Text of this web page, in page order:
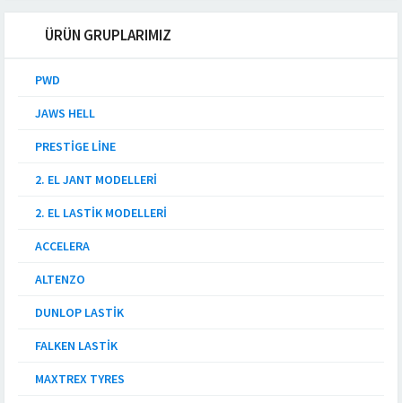
ÜRÜN GRUPLARIMIZ
PWD
JAWS HELL
PRESTIGE LINE
2. EL JANT MODELLERI
2. EL LASTIK MODELLERI
ACCELERA
ALTENZO
DUNLOP LASTIK
FALKEN LASTIK
MAXTREX TYRES